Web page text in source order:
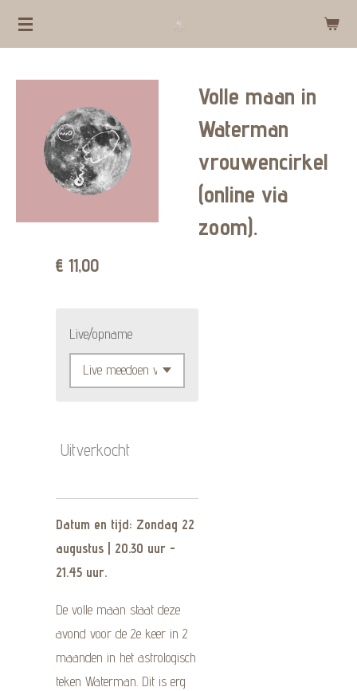
Ga
hoofdinhoud
Volle maan in
Waterman
vrouwencirkel
(online via
zoom).
€ 11,00
Live/opname
Uitverkocht
Datum en tijd: Zondag 22
augustus | 20.30 uur -
21.45 uur.
De volle maan staat deze
avond voor de 2e keer in 2
maanden in het astrologisch
teken Waterman. Dit is erg